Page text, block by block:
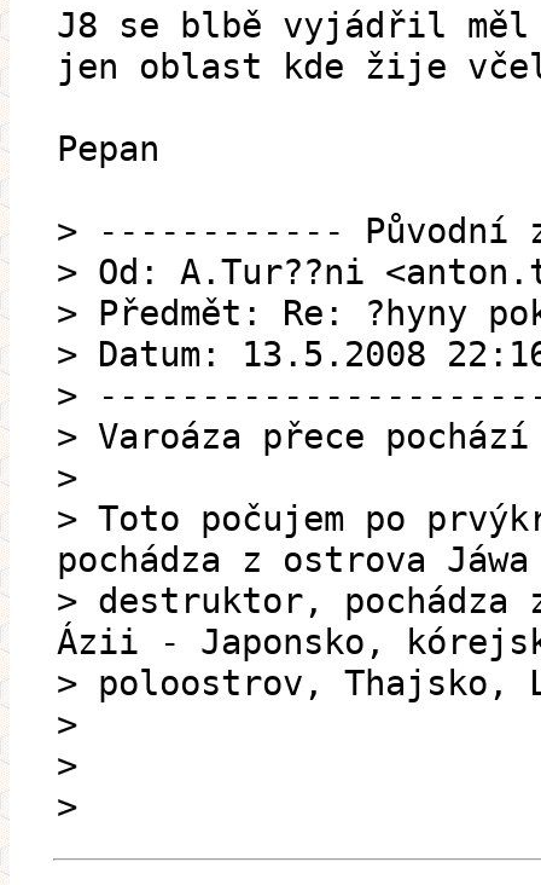
J8 se blbě vyjádřil měl
jen oblast kde žije
Pepan
> ------------ Původní
> Od: A.Tur??ni
> Předmět: Re: ?hyny
> Datum: 13.5.2008
>
> Varoáza přece
>
> Toto počujem po
pochádza z ostrova
> destruktor, pochádza
Ázii - Japonsko,
> poloostrov, Thajsko,
>
>
>